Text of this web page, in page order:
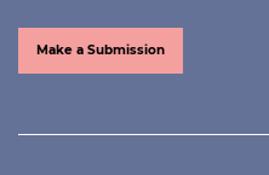
Make a Submission